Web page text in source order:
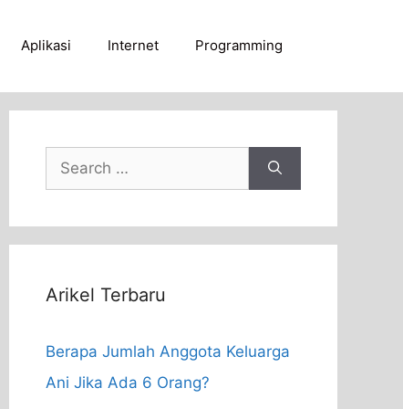
Aplikasi Internet Programming
Search
for:
Arikel Terbaru
Berapa Jumlah Anggota Keluarga
Ani Jika Ada 6 Orang?